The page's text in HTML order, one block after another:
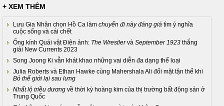
+ XEM THÊM
Lưu Gia Nhân chọn Hồ Ca làm chuyến đi này đáng giá tìm ý nghĩa
cuộc sống và cái chết
Ống kính Quái vật Điện ảnh: The Wrestlervà September 1923 thắng
giải New Currents 2023
Song Joong Ki vẫn khát khao những vai diễn đa dạng thể loại
Julia Roberts và Ethan Hawke cùng Mahershala Ali đối mặt tận thế khi
Bỏ thế giới lại sau lưng
Nhất lộ triều dương về thời kỳ hoàng kim của thị trường bất động sản ở
Trung Quốc